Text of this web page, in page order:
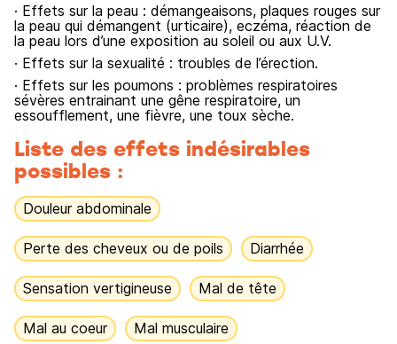
· Effets sur la peau : démangeaisons, plaques rouges sur
la peau qui démangent (urticaire), eczéma, réaction de
la peau lors d’une exposition au soleil ou aux U.V.
· Effets sur la sexualité : troubles de l’érection.
· Effets sur les poumons : problèmes respiratoires
sévères entrainant une gêne respiratoire, un
essoufflement, une fièvre, une toux sèche.
Liste des effets indésirables
possibles :
Douleur abdominale
Perte des cheveux ou de poils Diarrhée
Sensation vertigineuse Mal de tête
Mal au coeur Mal musculaire